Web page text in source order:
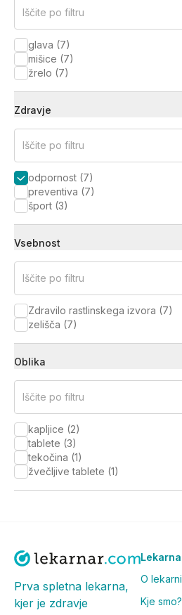
Iščite po filtru
glava (7)
mišice (7)
žrelo (7)
Zdravje
Iščite po filtru
odpornost (7)
preventiva (7)
šport (3)
Vsebnost
Iščite po filtru
Zdravilo rastlinskega izvora (7)
zelišča (7)
Oblika
Iščite po filtru
kapljice (2)
tablete (3)
tekočina (1)
žvečljive tablete (1)
Prva spletna lekarna,
kjer je zdravje
O lekarni
Kje smo?